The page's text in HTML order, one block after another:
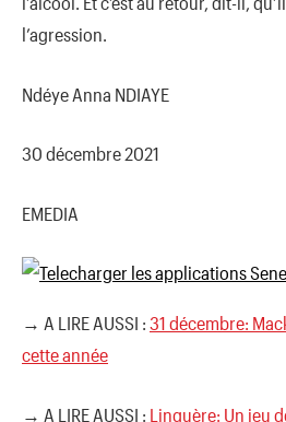
l’agression.
Ndéye Anna NDIAYE
30 décembre 2021
EMEDIA
→ A LIRE AUSSI : 31 décembre:
cette année
→ A LIRE AUSSI : Linguère: Un jeu